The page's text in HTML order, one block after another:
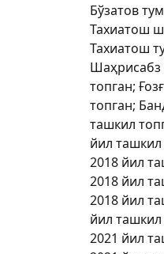
Бўзатов
Тахиатош
Тахиатош
Шаҳрисабз
топган;
топган;
ташкил
йил
2018 йил
2018 йил
2018 йил
йил
2021 йил